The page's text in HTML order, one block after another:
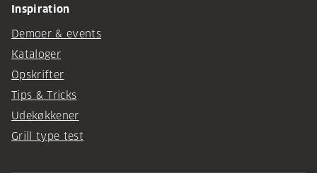
Inspiration
Demoer & events
Kataloger
Opskrifter
Tips & Tricks
Udekøkkener
Grill type test